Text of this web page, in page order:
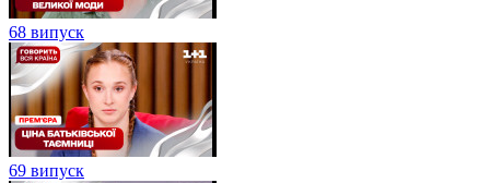
68 випуск
69 випуск